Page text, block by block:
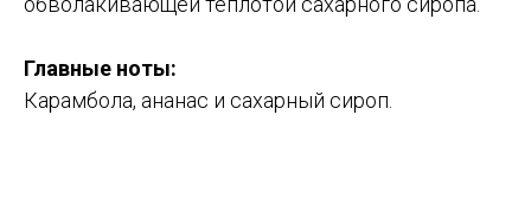
Главные ноты:
Карамбола, ананас и сахарный сироп.